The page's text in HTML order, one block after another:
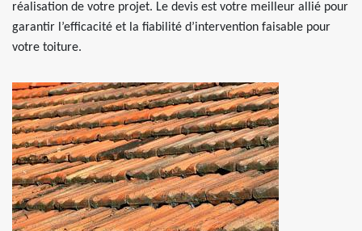
réalisation de votre projet. Le devis est votre meilleur allié pour
garantir l’efficacité et la fiabilité d’intervention faisable pour
votre toiture.